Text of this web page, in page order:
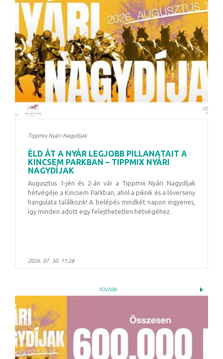
Tippmix Nyári Nagydíjak
ÉLD ÁT A NYÁR LEGJOBB PILLANATAIT A
KINCSEM PARKBAN – TIPPMIX NYÁRI
NAGYDÍJAK
Augusztus 1-jén és 2-án vár a Tippmix Nyári Nagydíjak
hétvégéje a Kincsem Parkban, ahol a piknik és a lóverseny
hangulata találkozik! A belépés mindkét napon ingyenes,
így minden adott egy felejthetetlen hétvégéhez.
2026. 07. 30. 11:28
TOVÁBB